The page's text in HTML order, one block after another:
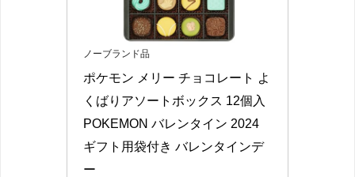
ノーブランド品
ポケモン メリー チョコレート よ
くばりアソートボックス 12個入
POKEMON バレンタイン 2024
ギフト用袋付き バレンタインデ
ー